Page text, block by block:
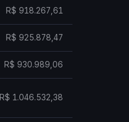
R$ 918.267,61
R$ 925.878,47
R$ 930.989,06
R$ 1.046.532,38